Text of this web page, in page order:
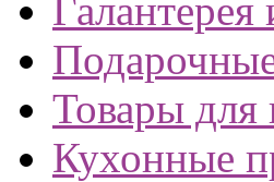
Галантерея
Товары для
Кухонные